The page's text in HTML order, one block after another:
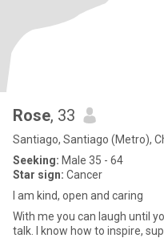
Rose, 33
Santiago, Santiago (Metro),
Seeking: Male 35 - 64
Star sign: Cancer
I am kind, open and caring
With me you can laugh until
talk. I know how to inspire,